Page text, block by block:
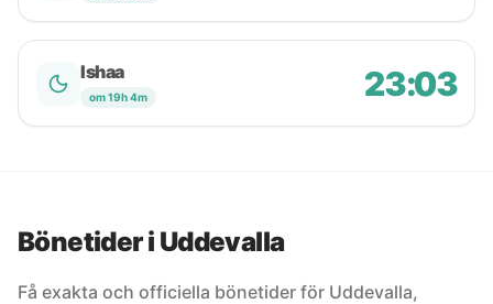
Ishaa
om 19h 4m 23:03
Bönetider i Uddevalla
Få exakta och officiella bönetider för Uddevalla,